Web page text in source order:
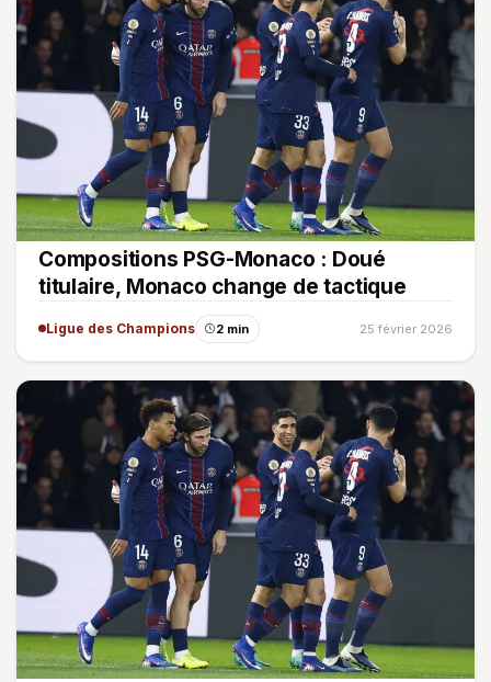
Compositions PSG-Monaco : Doué
titulaire, Monaco change de tactique
Ligue des Champions 2 min 25 février 2026